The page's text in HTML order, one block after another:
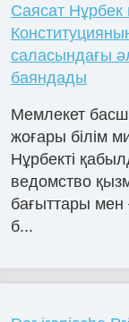
Саясат Нұрбек
саласындағы
баяндады
Мемлекет
жоғары білім
Нұрбекті
ведомство
бағыттары
б...